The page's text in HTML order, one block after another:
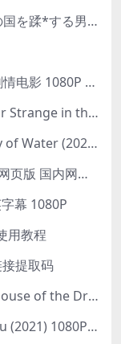
OVA巨*エルフ母娘催*#1エルフの国を蹂*する男。汚された女王と姫
B级文件 B컷 (2022) 韩国大尺度剧情电影 1080P 中字
奇异博士2：疯狂多元宇宙 Doctor Strange in the Multiverse of Madness (2022) 高清版1080p
阿凡达：水之道 Avatar: The Way of Water (2022) 1080p 2k 4k 中文字幕
ProxiTok 开源国际版抖音TikTok网页版 国内网络直连
幕 1080P
用教程
提取码
HBO 权力的游戏前传 龙之家族 House of the Dragon (2022) 中字 1080P 更新4集
迪拜的女孩 Dziewczyny z Dubaju (2021) 1080P 中字